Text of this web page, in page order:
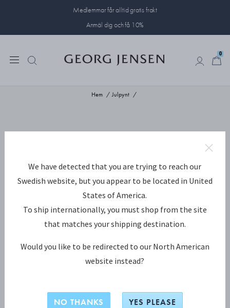
Medlemmar får alltid gratis frakt
Anmäl dig och få 10%
0
Hem Julpynt
2026 års julprydnad, horn
We have detected that you are trying to reach our
Swedish website, but you appear to be located in United
States of America.
To ship internationally, you must shop from the site
that matches your shipping destination.
Would you like to be redirected to our North American
website instead?
NO THANKS YES PLEASE